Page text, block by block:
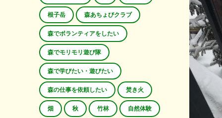
根子岳 森あちょびクラブ
森でボランティアをしたい
森でモリモリ遊び隊
森で学びたい・遊びたい
森の仕事を依頼したい 焚き火
畑 秋 竹林 自然体験